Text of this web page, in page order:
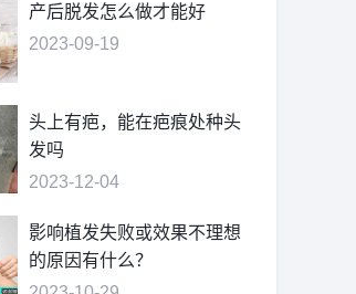
产后脱发怎么做才能好
2023-09-19
头上有疤，能在疤痕处种头
发吗
2023-12-04
影响植发失败或效果不理想
的原因有什么？